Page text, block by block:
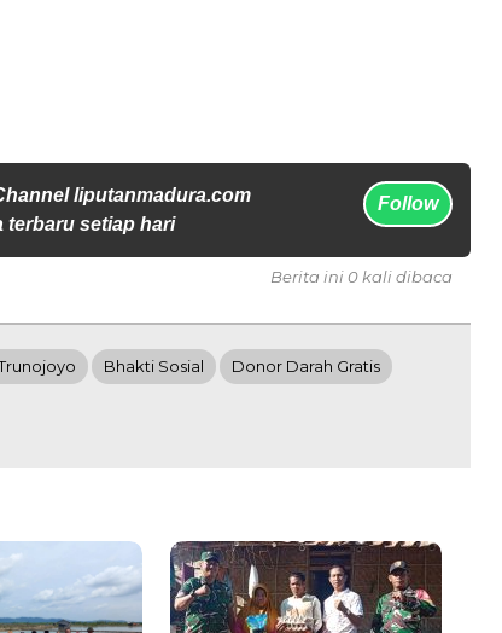
liputanmadura.com
terbaru setiap hari
Follow
Berita ini 0 kali dibaca
Bhakti Sosial Donor Darah Gratis